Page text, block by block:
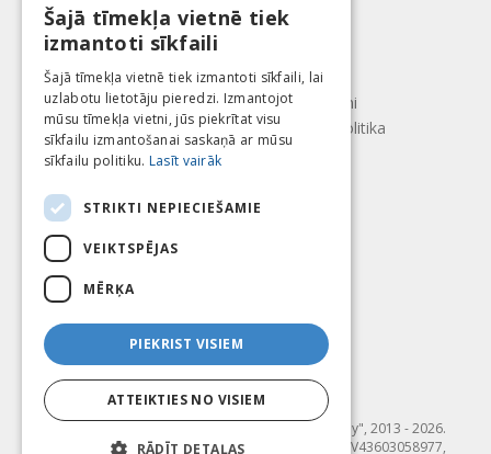
Atteikuma tiesības
Par mums
Kontakti
Lietošanas noteikumi
Konfidencialitātes politika
Seko mums Atrodi mūs
Mēs pieņēmam
© SIA "Fit & Healthy", 2013 - 2026.
"FIT & HEALTHY" SIA, Reģ. nr. LV43603058977,
LATVIAN
LITHUANIAN
ESTONIAN
Šajā tīmekļa vietnē tiek
izmantoti sīkfaili
Šajā tīmekļa vietnē tiek izmantoti sīkfaili, lai
uzlabotu lietotāju pieredzi. Izmantojot
mūsu tīmekļa vietni, jūs piekrītat visu
sīkfailu izmantošanai saskaņā ar mūsu
sīkfailu politiku. Lasīt vairāk
STRIKTI NEPIECIEŠAMIE
VEIKTSPĒJAS
MĒRĶA
PIEKRIST VISIEM
ATTEIKTIES NO VISIEM
RĀDĪT DETAĻAS